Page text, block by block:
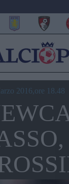
2016,ore 18.48